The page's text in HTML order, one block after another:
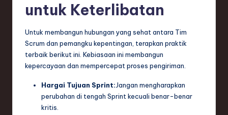
untuk Keterlibatan
Untuk membangun hubungan yang sehat antara Tim
Scrum dan pemangku kepentingan, terapkan praktik
terbaik berikut ini. Kebiasaan ini membangun
kepercayaan dan mempercepat proses pengiriman.
Hargai Tujuan Sprint:Jangan mengharapkan
perubahan di tengah Sprint kecuali benar-benar
kritis.